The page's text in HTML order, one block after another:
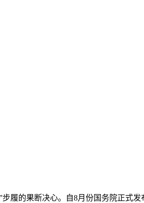
的果断决心。自8月份国务院正式